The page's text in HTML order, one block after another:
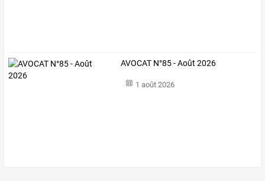
AVOCAT N°85 - Août 2026
1 août 2026